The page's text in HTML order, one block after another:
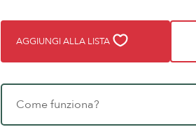
AGGIUNGI ALLA LISTA
Come funziona?